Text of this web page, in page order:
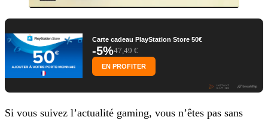
Carte cadeau PlayStation Store 50€
-5%47,49 €
EN PROFITER
Si vous suivez l’actualité gaming, vous n’êtes pas sans